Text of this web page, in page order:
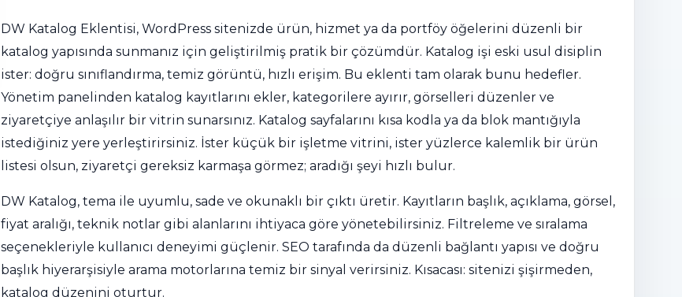
DW Katalog Eklentisi, WordPress sitenizde ürün, hizmet ya da portföy öğelerini düzenli bir
katalog yapısında sunmanız için geliştirilmiş pratik bir çözümdür. Katalog işi eski usul disiplin
ister: doğru sınıflandırma, temiz görüntü, hızlı erişim. Bu eklenti tam olarak bunu hedefler.
Yönetim panelinden katalog kayıtlarını ekler, kategorilere ayırır, görselleri düzenler ve
ziyaretçiye anlaşılır bir vitrin sunarsınız. Katalog sayfalarını kısa kodla ya da blok mantığıyla
istediğiniz yere yerleştirirsiniz. İster küçük bir işletme vitrini, ister yüzlerce kalemlik bir ürün
listesi olsun, ziyaretçi gereksiz karmaşa görmez; aradığı şeyi hızlı bulur.
DW Katalog, tema ile uyumlu, sade ve okunaklı bir çıktı üretir. Kayıtların başlık, açıklama, görsel,
fiyat aralığı, teknik notlar gibi alanlarını ihtiyaca göre yönetebilirsiniz. Filtreleme ve sıralama
seçenekleriyle kullanıcı deneyimi güçlenir. SEO tarafında da düzenli bağlantı yapısı ve doğru
başlık hiyerarşisiyle arama motorlarına temiz bir sinyal verirsiniz. Kısacası: sitenizi şişirmeden,
katalog düzenini oturtur.